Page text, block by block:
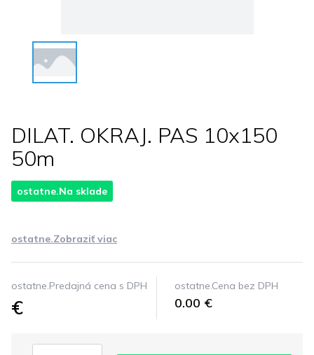
DILAT. OKRAJ. PAS 10x150
50m
ostatne.Na sklade
ostatne.Zobraziť viac
ostatne.Predajná cena s DPH
€
ostatne.Cena bez DPH
0.00 €